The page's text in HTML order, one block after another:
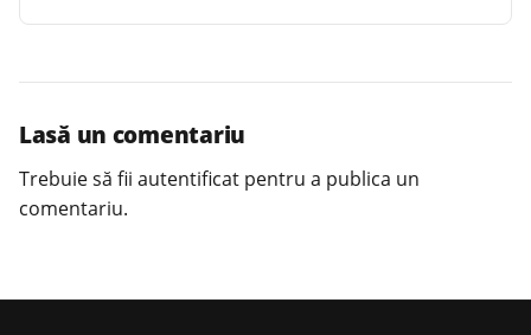
Lasă un comentariu
Trebuie să fii autentificat pentru a publica un
comentariu.